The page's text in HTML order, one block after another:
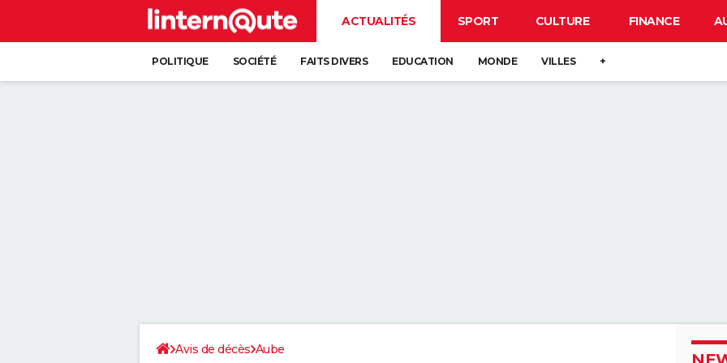
ACTUALITÉS SPORT CULTURE FINANCE
POLITIQUE SOCIÉTÉ FAITS DIVERS EDUCATION MONDE VILLES +
Avis de décès Aube